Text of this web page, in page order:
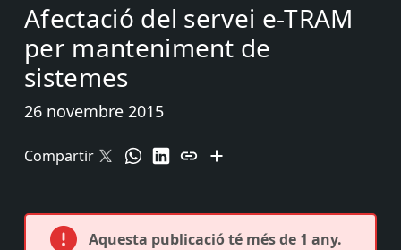
Afectació del servei e-TRAM
per manteniment de
sistemes
26 novembre 2015
Compartir
Aquesta publicació té més de 1 any.